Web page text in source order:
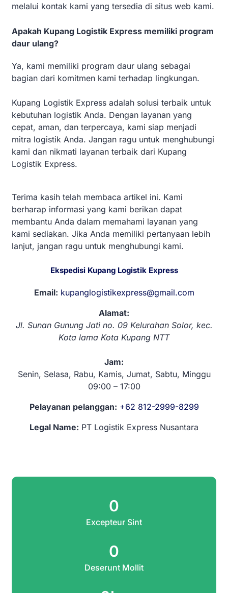
melalui kontak kami yang tersedia di situs web kami.
Apakah Kupang Logistik Express memiliki program
daur ulang?
Ya, kami memiliki program daur ulang sebagai
bagian dari komitmen kami terhadap lingkungan.
Kupang Logistik Express adalah solusi terbaik untuk
kebutuhan logistik Anda. Dengan layanan yang
cepat, aman, dan terpercaya, kami siap menjadi
mitra logistik Anda. Jangan ragu untuk menghubungi
kami dan nikmati layanan terbaik dari Kupang
Logistik Express.
Terima kasih telah membaca artikel ini. Kami
berharap informasi yang kami berikan dapat
membantu Anda dalam memahami layanan yang
kami sediakan. Jika Anda memiliki pertanyaan lebih
lanjut, jangan ragu untuk menghubungi kami.
Ekspedisi Kupang Logistik Express
Email: kupanglogistikexpress@gmail.com
Alamat:
Jl. Sunan Gunung Jati no. 09 Kelurahan Solor, kec.
Kota lama Kota Kupang NTT
Jam:
Senin, Selasa, Rabu, Kamis, Jumat, Sabtu, Minggu
09:00 – 17:00
Pelayanan pelanggan: +62 812-2999-8299
Legal Name: PT Logistik Express Nusantara
Excepteur Sint
0
Deserunt Mollit
0